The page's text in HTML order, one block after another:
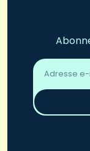
Adresse
email